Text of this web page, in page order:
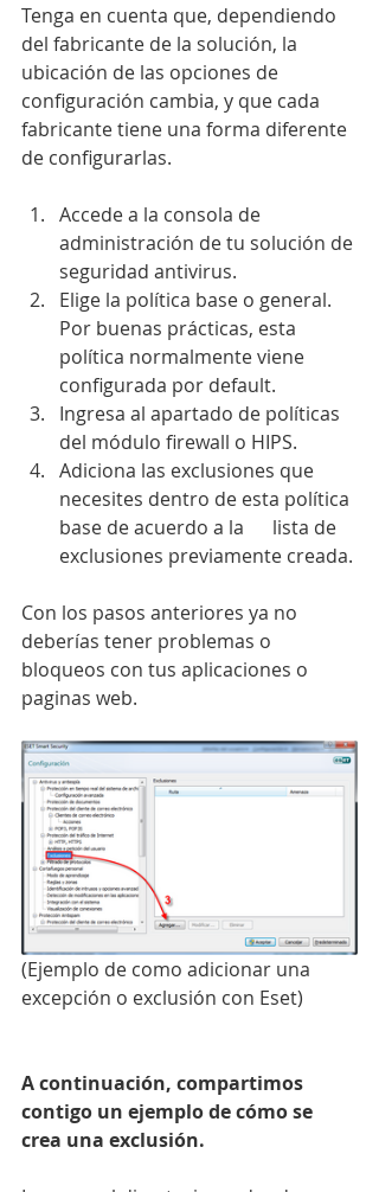
Tenga en cuenta que, dependiendo
del fabricante de la solución, la
ubicación de las opciones de
configuración cambia, y que cada
fabricante tiene una forma diferente
de configurarlas.
Accede a la consola de
administración de tu solución de
seguridad antivirus.
Elige la política base o general.
Por buenas prácticas, esta
política normalmente viene
configurada por default.
Ingresa al apartado de políticas
del módulo firewall o HIPS.
Adiciona las exclusiones que
necesites dentro de esta política
base de acuerdo a la      lista de
exclusiones previamente creada.
Con los pasos anteriores ya no
deberías tener problemas o
bloqueos con tus aplicaciones o
paginas web.
(Ejemplo de como adicionar una
excepción o exclusión con Eset)
A continuación, compartimos
contigo un ejemplo de cómo se
crea una exclusión.